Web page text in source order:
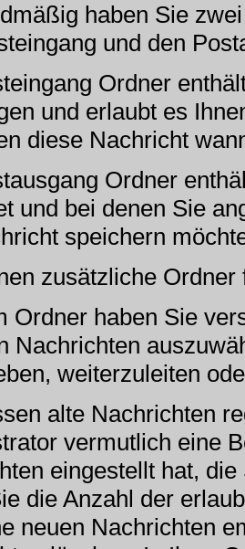
haben Sie
und den
Ordner
und erlaubt es
diese Nachricht
Ordner
und bei denen Sie
speichern
zusätzliche
Ordner haben Sie
Nachrichten
weiterzuleiten
alte Nachrichten
vermutlich eine
eingestellt hat,
die Anzahl der
neuen Nachrichten